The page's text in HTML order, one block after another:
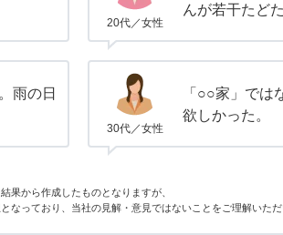
20代／女性
んが若干たど
雨の日
30代／女性
「○○家」では
欲しかった。
果から作成したものとなりますが、
っており、当社の見解・意見ではないことをご理解いただ